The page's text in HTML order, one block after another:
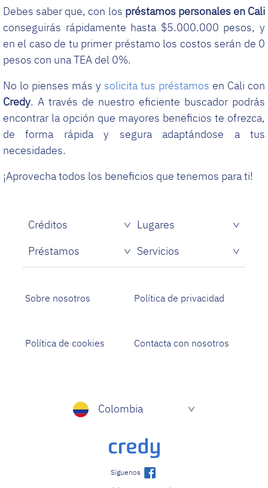
Debes saber que, con los préstamos personales en Cali
conseguirás rápidamente hasta $5.000.000 pesos, y
en el caso de tu primer préstamo los costos serán de 0
pesos con una TEA del 0%.
No lo pienses más y solicita tus préstamos en Cali con
Credy. A través de nuestro eficiente buscador podrás
encontrar la opción que mayores beneficios te ofrezca,
de forma rápida y segura adaptándose a tus
necesidades.
¡Aprovecha todos los beneficios que tenemos para ti!
Créditos
Lugares
Préstamos
Servicios
Sobre nosotros Política de privacidad
Política de cookies Contacta con nosotros
Colombia
Síguenos